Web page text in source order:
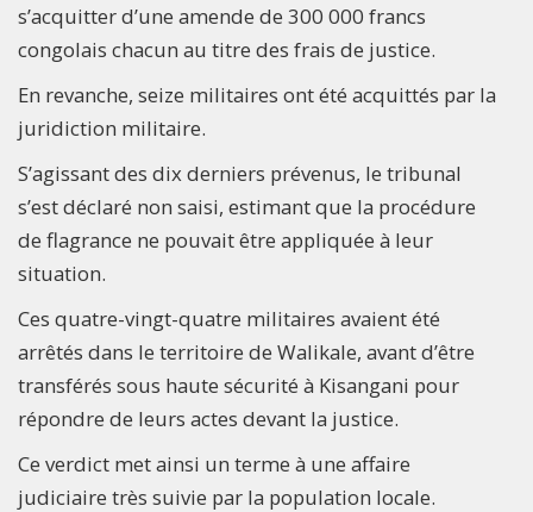
s’acquitter d’une amende de 300 000 francs
congolais chacun au titre des frais de justice.
En revanche, seize militaires ont été acquittés par la
juridiction militaire.
S’agissant des dix derniers prévenus, le tribunal
s’est déclaré non saisi, estimant que la procédure
de flagrance ne pouvait être appliquée à leur
situation.
Ces quatre-vingt-quatre militaires avaient été
arrêtés dans le territoire de Walikale, avant d’être
transférés sous haute sécurité à Kisangani pour
répondre de leurs actes devant la justice.
Ce verdict met ainsi un terme à une affaire
judiciaire très suivie par la population locale.